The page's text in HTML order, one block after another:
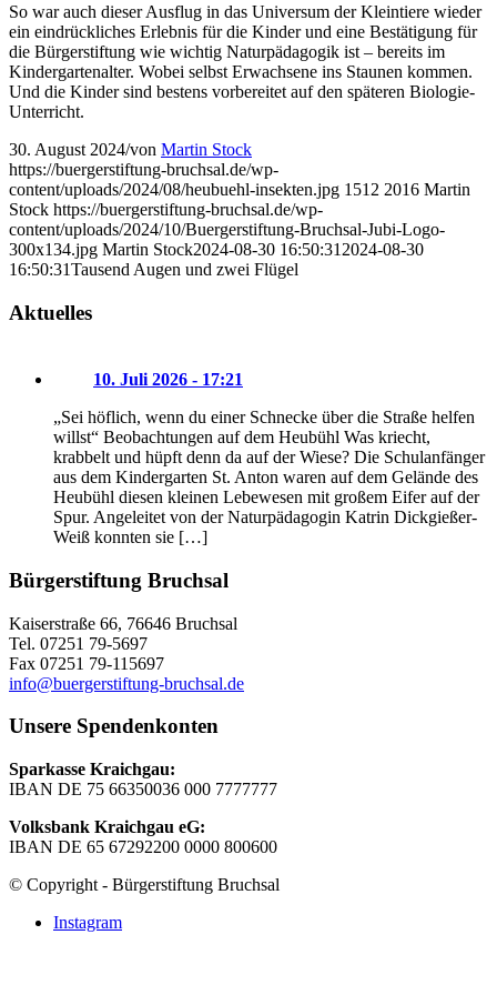
So war auch dieser Ausflug in das Universum der Kleintiere wieder
ein eindrückliches Erlebnis für die Kinder und eine Bestätigung für
die Bürgerstiftung wie wichtig Naturpädagogik ist – bereits im
Kindergartenalter. Wobei selbst Erwachsene ins Staunen kommen.
Und die Kinder sind bestens vorbereitet auf den späteren Biologie-
Unterricht.
30. August 2024/von Martin Stock
https://buergerstiftung-bruchsal.de/wp-
content/uploads/2024/08/heubuehl-insekten.jpg 1512 2016 Martin
Stock https://buergerstiftung-bruchsal.de/wp-
content/uploads/2024/10/Buergerstiftung-Bruchsal-Jubi-Logo-
300x134.jpg Martin Stock2024-08-30 16:50:31 2024-08-30
16:50:31Tausend Augen und zwei Flügel
Aktuelles
10. Juli 2026 - 17:21
„Sei höflich, wenn du einer Schnecke über die Straße helfen
willst“ Beobachtungen auf dem Heubühl Was kriecht,
krabbelt und hüpft denn da auf der Wiese? Die Schulanfänger
aus dem Kindergarten St. Anton waren auf dem Gelände des
Heubühl diesen kleinen Lebewesen mit großem Eifer auf der
Spur. Angeleitet von der Naturpädagogin Katrin Dickgießer-
Weiß konnten sie […]
Bürgerstiftung Bruchsal
Kaiserstraße 66, 76646 Bruchsal
Tel. 07251 79-5697
Fax 07251 79-115697
info@buergerstiftung-bruchsal.de
Unsere Spendenkonten
Sparkasse Kraichgau:
IBAN DE 75 66350036 000 7777777
Volksbank Kraichgau eG:
IBAN DE 65 67292200 0000 800600
© Copyright - Bürgerstiftung Bruchsal
Instagram